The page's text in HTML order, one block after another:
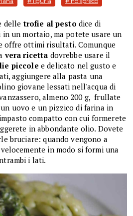
delletrofie al pesto dice di
un mortaio, ma potete usare un
offre ottimi risultati. Comunque
vera ricetta dovrebbe usare il
piccole e delicato nel gusto e
aggiungere alla pasta una
giovane lessati nell'acqua di
almeno 200 g, frullate
uovo e un pizzico di farina in
compatto con cui formerete
in abbondante olio. Dovete
bruciare: quando vengono a
in modo si formi una
i lati.